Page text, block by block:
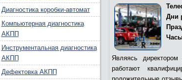
Дни
Являясь
работают
Диагностика коробки-автомат
Компьютерная диагностика
АКПП
Инструментальная диагностика
АКПП
Дефектовка АКПП